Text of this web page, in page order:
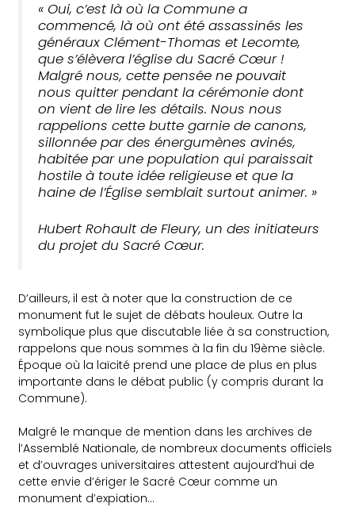
« Oui, c’est là où la Commune a
commencé, là où ont été assassinés les
généraux Clément-Thomas et Lecomte,
que s’élèvera l’église du Sacré Cœur !
Malgré nous, cette pensée ne pouvait
nous quitter pendant la cérémonie dont
on vient de lire les détails. Nous nous
rappelions cette butte garnie de canons,
sillonnée par des énergumènes avinés,
habitée par une population qui paraissait
hostile à toute idée religieuse et que la
haine de l’Église semblait surtout animer. »
Hubert Rohault de Fleury, un des initiateurs
du projet du Sacré Cœur.
D’ailleurs, il est à noter que la construction de ce
monument fut le sujet de débats houleux. Outre la
symbolique plus que discutable liée à sa construction,
rappelons que nous sommes à la fin du 19ème siècle.
Époque où la laïcité prend une place de plus en plus
importante dans le débat public (y compris durant la
Commune).
Malgré le manque de mention dans les archives de
l’Assemblé Nationale, de nombreux documents officiels
et d’ouvrages universitaires attestent aujourd’hui de
cette envie d’ériger le Sacré Cœur comme un
monument d’expiation…